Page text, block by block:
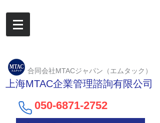
合同会社MTACジャパン（エムタック）
上海MTAC企業管理諮詢有限公司
050-6871-2752